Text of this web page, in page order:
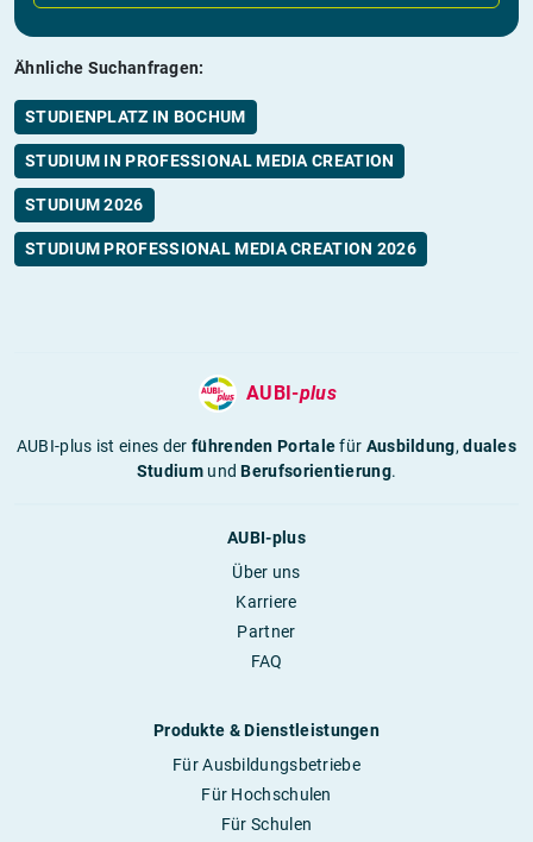
Ähnliche Suchanfragen:
STUDIENPLATZ IN BOCHUM
STUDIUM IN PROFESSIONAL MEDIA CREATION
STUDIUM 2026
STUDIUM PROFESSIONAL MEDIA CREATION 2026
AUBI-plus
AUBI-plus ist eines derführenden Portalefür Ausbildung,duales
StudiumundBerufsorientierung.
AUBI-plus
Über uns
Karriere
Partner
FAQ
Produkte & Dienstleistungen
Für Ausbildungsbetriebe
Für Hochschulen
Für Schulen